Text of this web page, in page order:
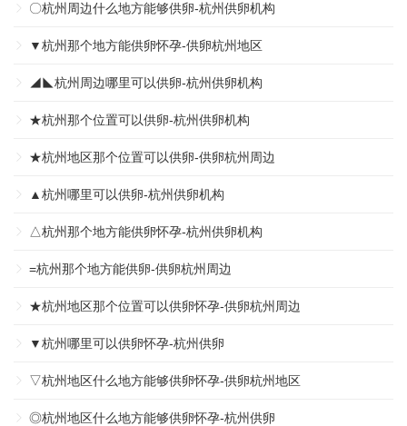
〇杭州周边什么地方能够供卵-杭州供卵机构
▼杭州那个地方能供卵怀孕-供卵杭州地区
◢◣杭州周边哪里可以供卵-杭州供卵机构
★杭州那个位置可以供卵-杭州供卵机构
★杭州地区那个位置可以供卵-供卵杭州周边
▲杭州哪里可以供卵-杭州供卵机构
△杭州那个地方能供卵怀孕-杭州供卵机构
=杭州那个地方能供卵-供卵杭州周边
★杭州地区那个位置可以供卵怀孕-供卵杭州周边
▼杭州哪里可以供卵怀孕-杭州供卵
▽杭州地区什么地方能够供卵怀孕-供卵杭州地区
◎杭州地区什么地方能够供卵怀孕-杭州供卵